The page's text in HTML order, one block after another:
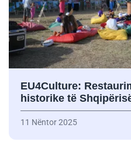
EU4Culture:
historike të
11 Nëntor 2025